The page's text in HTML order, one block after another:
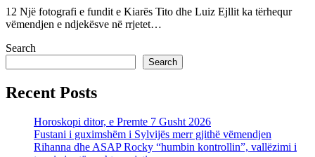
12 Një fotografi e fundit e Kiarës Tito dhe Luiz Ejllit ka tërhequr
vëmendjen e ndjekësve në rrjetet…
Search
Search
Recent Posts
Horoskopi ditor, e Premte 7 Gusht 2026
Fustani i guximshëm i Sylvijës merr gjithë vëmendjen
Rihanna dhe ASAP Rocky “humbin kontrollin”, vallëzimi i